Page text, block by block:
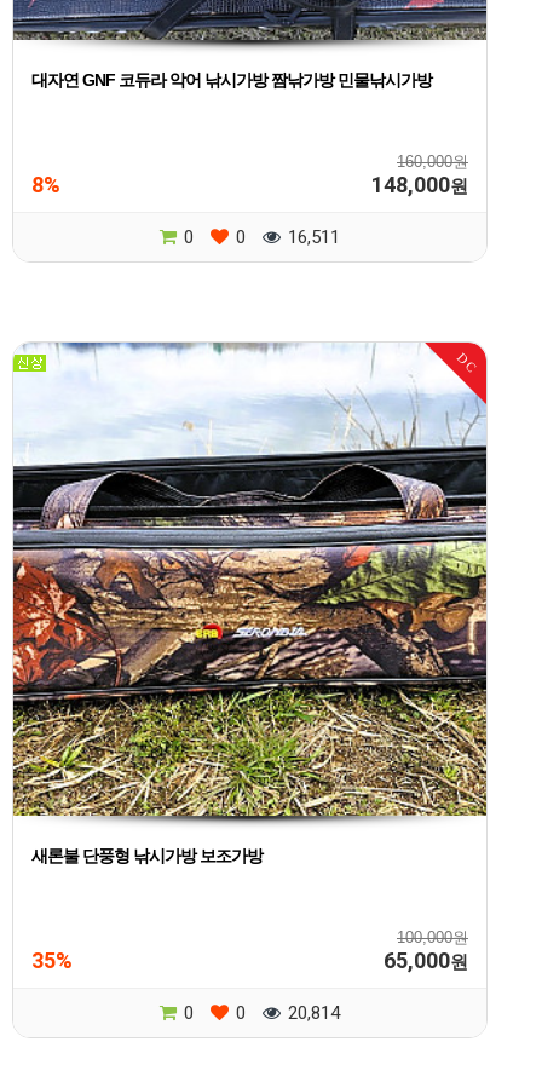
대자연 GNF 코듀라 악어 낚시가방 짬낚가방 민물낚시가방
160,000원
8% 148,000원
0 0 16,511
DC
새론불 단풍형 낚시가방 보조가방
100,000원
35% 65,000원
0 0 20,814